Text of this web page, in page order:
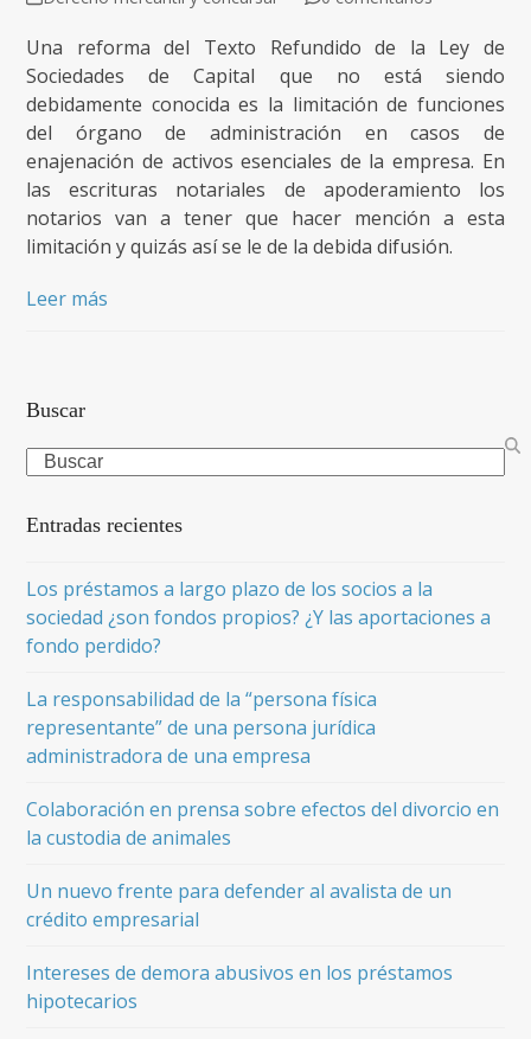
Una reforma del Texto Refundido de la Ley de
Sociedades de Capital que no está siendo
debidamente conocida es la limitación de funciones
del órgano de administración en casos de
enajenación de activos esenciales de la empresa. En
las escrituras notariales de apoderamiento los
notarios van a tener que hacer mención a esta
limitación y quizás así se le de la debida difusión.
Leer más
Buscar
Search
Entradas recientes
Los préstamos a largo plazo de los socios a la
sociedad ¿son fondos propios? ¿Y las aportaciones a
fondo perdido?
La responsabilidad de la “persona física
representante” de una persona jurídica
administradora de una empresa
Colaboración en prensa sobre efectos del divorcio en
la custodia de animales
Un nuevo frente para defender al avalista de un
crédito empresarial
Intereses de demora abusivos en los préstamos
hipotecarios